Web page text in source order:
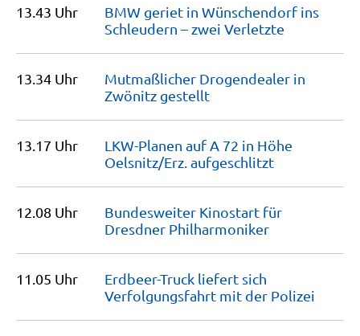
13.43 Uhr
BMW geriet in Wünschendorf ins
Schleudern – zwei Verletzte
13.34 Uhr
Mutmaßlicher Drogendealer in
Zwönitz gestellt
13.17 Uhr
LKW-Planen auf A 72 in Höhe
Oelsnitz/Erz. aufgeschlitzt
12.08 Uhr
Bundesweiter Kinostart für
Dresdner Philharmoniker
11.05 Uhr
Erdbeer-Truck liefert sich
Verfolgungsfahrt mit der Polizei